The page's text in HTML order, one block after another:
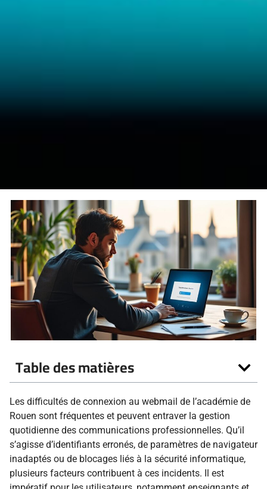
Table des matières
Les difficultés de connexion au webmail de l’académie de
Rouen sont fréquentes et peuvent entraver la gestion
quotidienne des communications professionnelles. Qu’il
s’agisse d’identifiants erronés, de paramètres de navigateur
inadaptés ou de blocages liés à la sécurité informatique,
plusieurs facteurs contribuent à ces incidents. Il est